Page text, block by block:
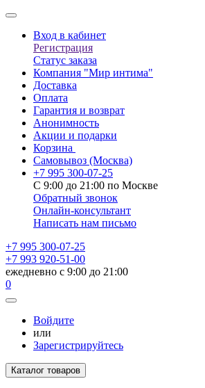
Вход в кабинет
Регистрация
Статус заказа
Компания "Мир интима"
Доставка
Оплата
Гарантия и возврат
Анонимность
Акции и подарки
Корзина
Самовывоз (Москва)
+7 995 300-07-25
С 9:00 до 21:00 по Москве
Обратный звонок
Онлайн-консультант
Написать нам письмо
+7 995 300-07-25
+7 993 920-51-00
ежедневно с 9:00 до 21:00
0
Войдите
или
Зарегистрируйтесь
Каталог товаров